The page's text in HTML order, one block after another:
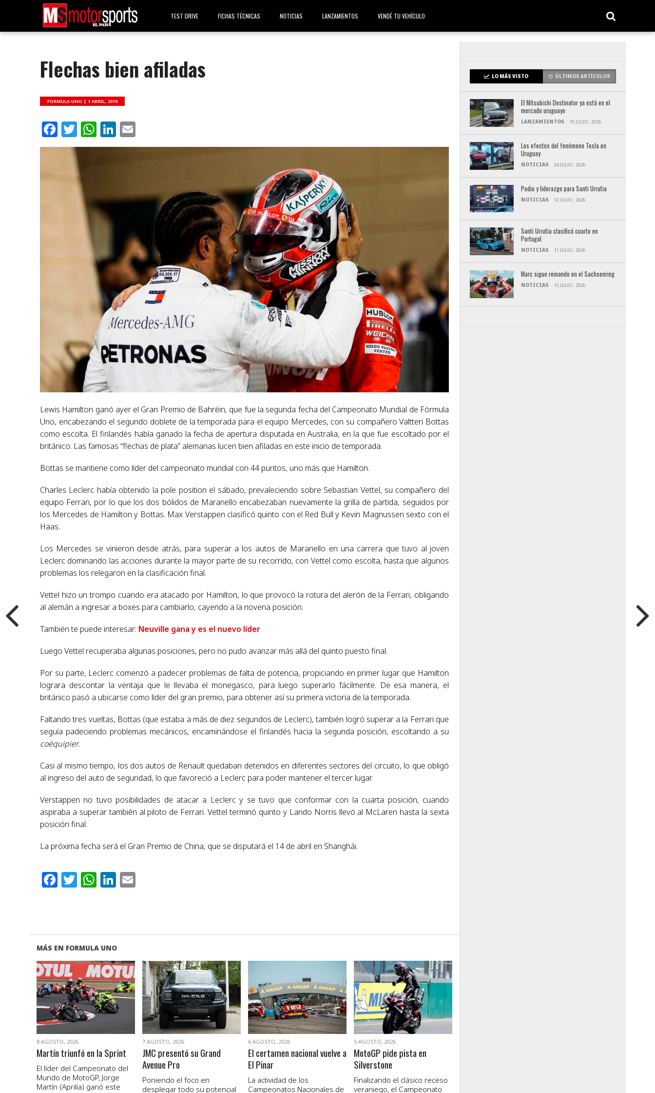
TEST DRIVE FICHAS TÉCNICAS NOTICIAS LANZAMIENTOS VENDÉ TU VEHÍCULO
Flechas bien afiladas
FORMULA UNO | 1 ABRIL, 2019
Facebook
Twitter
WhatsApp
LinkedIn
Lewis Hamilton ganó ayer el Gran Premio de Bahréin, que fue la segunda fecha del Campeonato Mundial de Fórmula
Uno, encabezando el segundo doblete de la temporada para el equipo Mercedes, con su compañero Valtteri Bottas
como escolta. El finlandés había ganado la fecha de apertura disputada en Australia, en la que fue escoltado por el
británico. Las famosas “flechas de plata” alemanas lucen bien afiladas en este inicio de temporada.
Bottas se mantiene como líder del campeonato mundial con 44 puntos, uno más que Hamilton.
Charles Leclerc había obtenido la pole position el sábado, prevaleciendo sobre Sebastian Vettel, su compañero del
equipo Ferrari, por lo que los dos bólidos de Maranello encabezaban nuevamente la grilla de partida, seguidos por
los Mercedes de Hamilton y Bottas. Max Verstappen clasificó quinto con el Red Bull y Kevin Magnussen sexto con el
Haas.
Los Mercedes se vinieron desde atrás, para superar a los autos de Maranello en una carrera que tuvo al joven
Leclerc dominando las acciones durante la mayor parte de su recorrido, con Vettel como escolta, hasta que algunos
problemas los relegaron en la clasificación final.
Vettel hizo un trompo cuando era atacado por Hamilton, lo que provocó la rotura del alerón de la Ferrari, obligando
al alemán a ingresar a boxes para cambiarlo, cayendo a la novena posición.
También te puede interesar: Neuville gana y es el nuevo líder
Luego Vettel recuperaba algunas posiciones, pero no pudo avanzar más allá del quinto puesto final.
Por su parte, Leclerc comenzó a padecer problemas de falta de potencia, propiciando en primer lugar que Hamilton
lograra descontar la ventaja que le llevaba el monegasco, para luego superarlo fácilmente. De esa manera, el
británico pasó a ubicarse como líder del gran premio, para obtener así su primera victoria de la temporada.
Faltando tres vueltas, Bottas (que estaba a más de diez segundos de Leclerc), también logró superar a la Ferrari que
seguía padeciendo problemas mecánicos, encaminándose el finlandés hacia la segunda posición, escoltando a su
coéquipier.
Casi al mismo tiempo, los dos autos de Renault quedaban detenidos en diferentes sectores del circuito, lo que obligó
al ingreso del auto de seguridad, lo que favoreció a Leclerc para poder mantener el tercer lugar.
Verstappen no tuvo posibilidades de atacar a Leclerc y se tuvo que conformar con la cuarta posición, cuando
aspiraba a superar también al piloto de Ferrari. Vettel terminó quinto y Lando Norris llevó al McLaren hasta la sexta
posición final.
La próxima fecha será el Gran Premio de China, que se disputará el 14 de abril en Shanghái.
Facebook
Twitter
WhatsApp
LinkedIn
MÁS EN FORMULA UNO
VER NOTA
8 AGOSTO, 2026
Martín triunfó en la Sprint
El líder del Campeonato del
Mundo de MotoGP, Jorge
Martín (Aprilia) ganó este
VER NOTA
7 AGOSTO, 2026
JMC presentó su Grand
Avenue Pro
Poniendo el foco en
desplegar todo su potencial
VER NOTA
6 AGOSTO, 2026
El certamen nacional vuelve a
El Pinar
La actividad de los
Campeonatos Nacionales de
VER NOTA
5 AGOSTO, 2026
MotoGP pide pista en
Silverstone
Finalizando el clásico receso
veraniego, el Campeonato
LO MÁS VISTO ÚLTIMOS ARTÍCULOS
El Mitsubishi Destinator ya está en el
mercado uruguayo
LANZAMIENTOS 10 JULIO, 2026
Los efectos del fenómeno Tesla en
Uruguay
NOTICIAS 24 JULIO, 2026
Podio y liderazgo para Santi Urrutia
NOTICIAS 12 JULIO, 2026
Santi Urrutia clasificó cuarto en
Portugal
NOTICIAS 11 JULIO, 2026
Marc sigue reinando en el Sachsenring
NOTICIAS 13 JULIO, 2026